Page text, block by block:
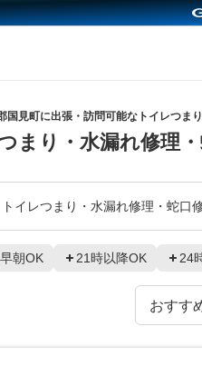
国見町に出張・訪問可能なトイレつま
まり・水漏れ修理
トイレつまり・水漏れ修理・蛇口
早朝OK 21時以降OK 24